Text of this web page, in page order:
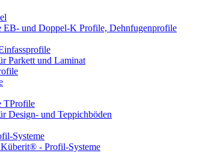
EB- und Doppel-K Profile, Dehnfugenprofile
Parkett und Laminat
TProfile
Design- und Teppichböden
Systeme
- Profil-Systeme